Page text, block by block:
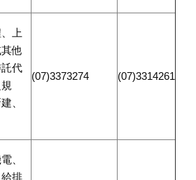
上
他
代
、
(07)3373274 (07)3314261
、
排